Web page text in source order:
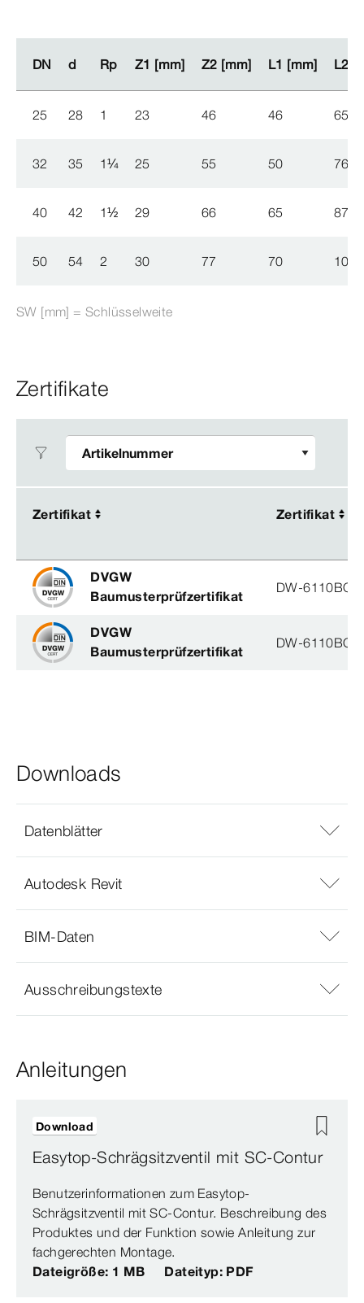
DN d Rp Z1 [mm] Z2 [mm] L1 [mm] L2
DN d Rp Z1 [mm] Z2 [mm] L1 [mm] L2
25 28 1 23 46 46 65
32 35 1¼ 25 55 50 76
40 42 1½ 29 66 65 87
50 54 2 30 77 70 103
SW [mm] = Schlüsselweite
Zertifikate
Zertifikat Zertifikat
Zertifikat Zertifikat
DVGW
Baumusterprüfzertifikat
DW-
DVGW
Baumusterprüfzertifikat
DW-
Downloads
Datenblätter
Autodesk Revit
BIM-Daten
Ausschreibungstexte
Anleitungen
Easytop-Schrägsitzventil mit SC-Contur
Benutzerinformationen zum Easytop-
Schrägsitzventil mit SC-Contur. Beschreibung des
Produktes und der Funktion sowie Anleitung zur
fachgerechten Montage.
Dateigröße: 1 MB
Dateityp: PDF
Download